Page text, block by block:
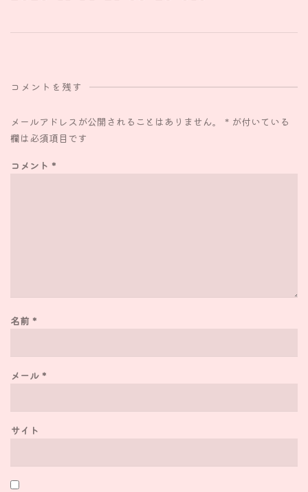
コメントを残す
メールアドレスが公開されることはありません。 * が付いている
欄は必須項目です
コメント *
名前 *
メール *
サイト